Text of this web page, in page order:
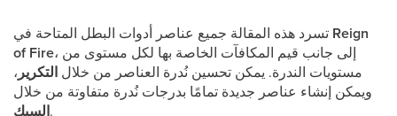
Reign
of Fire، إلى جانب قيم المكافآت الخاصة بها لكل مستوى من
مستويات الندرة. يمكن تحسين نُدرة العناصر من خلال التكرير،
ويمكن إنشاء عناصر جديدة تمامًا بدرجات نُدرة متفاوتة من خلال
السبك.